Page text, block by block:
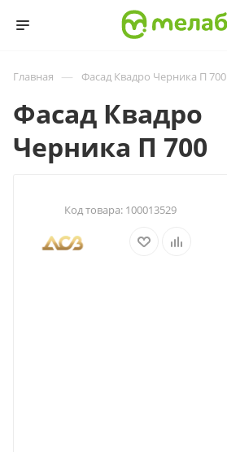
Главная — Фасад Квадро Черника П 700
Фасад Квадро
Черника П 700
Код товара: 100013529